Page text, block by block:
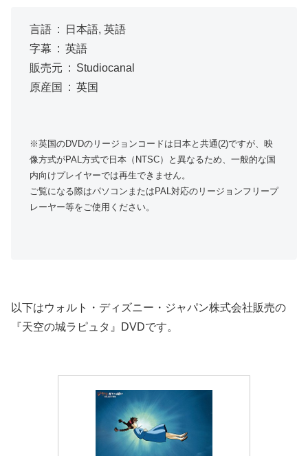
言語 ‏ : ‎ 日本語, 英語
字幕 ‏ : ‎ 英語
販売元 ‏ : ‎ Studiocanal
原産国 ‏ : ‎ 英国
※英国のDVDのリージョンコードは日本と共通(2)ですが、映
像方式がPAL方式で日本（NTSC）と異なるため、一般的な国
内向けプレイヤーでは再生できません。
ご覧になる際はパソコンまたはPAL対応のリージョンフリープ
レーヤー等をご使用ください。
以下はウォルト・ディズニー・ジャパン株式会社販売の
『天空の城ラピュタ』DVDです。